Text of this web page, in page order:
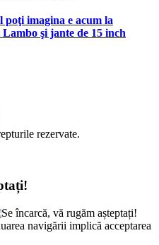
imagina e acum la
şi jante de 15 inch
rezervate.
navigării implică acceptarea